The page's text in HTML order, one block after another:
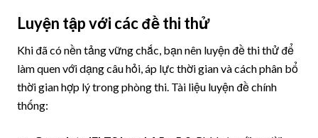
Luyện tập với các đề thi thử
Khi đã có nền tảng vững chắc, bạn nên luyện đề thi thử để
làm quen với dạng câu hỏi, áp lực thời gian và cách phân bổ
thời gian hợp lý trong phòng thi. Tài liệu luyện đề chính
thống: